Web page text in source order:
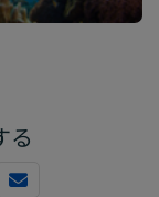
る